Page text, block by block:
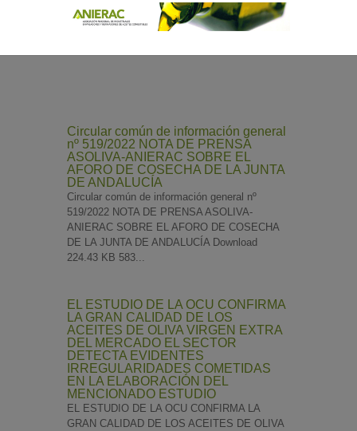
Circular común de información general
nº 519/2022 NOTA DE PRENSA
ASOLIVA-ANIERAC SOBRE EL
AFORO DE COSECHA DE LA JUNTA
DE ANDALUCÍA
Circular común de información general nº
519/2022 NOTA DE PRENSA ASOLIVA-
ANIERAC SOBRE EL AFORO DE COSECHA
DE LA JUNTA DE ANDALUCÍA Download
224.43 KB 583...
EL ESTUDIO DE LA OCU CONFIRMA
LA GRAN CALIDAD DE LOS
ACEITES DE OLIVA VIRGEN EXTRA
DEL MERCADO EL SECTOR
DETECTA EVIDENTES
IRREGULARIDADES COMETIDAS
EN LA ELABORACIÓN DEL
MENCIONADO ESTUDIO
EL ESTUDIO DE LA OCU CONFIRMA LA
GRAN CALIDAD DE LOS ACEITES DE OLIVA